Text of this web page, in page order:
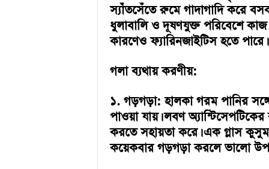
স্যাঁতসেঁতে রুমে গাদাগাদি করে
ধুলাবালি ও দূষণযুক্ত পরিবেশে
কারণেও ফ্যারিনজাইটিস হতে পারে।
গলা ব্যথায় করণীয়:
১. গড়গড়া: হালকা গরম পানির
পাওয়া যায়। লবণ
করতে সহায়তা করে। এক গ্লাস
কয়েকবার গড়গড়া করলে ভালো